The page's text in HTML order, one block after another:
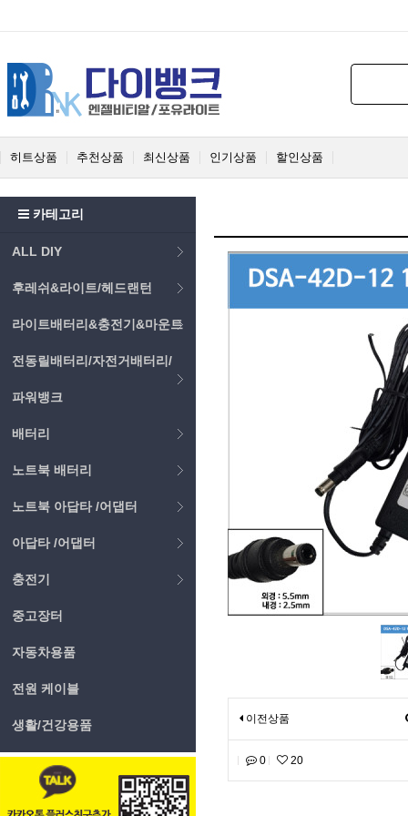
히트상품 추천상품 최신상품 인기상품 할인상품
카테고리
ALL DIY
후레쉬&라이트/헤드랜턴
라이트배터리&충전기&마운트
전동릴배터리/자전거배터리/
파워뱅크
배터리
노트북 배터리
노트북 아답타 /어댑터
아답타 /어댑터
충전기
중고장터
자동차용품
전원 케이블
생활/건강용품 이전상품
0 20